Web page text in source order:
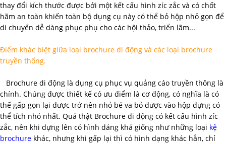
thay đổi kích thước được bởi một kết cấu hình zíc zắc và có chốt
hãm an toàn khiến toàn bộ dụng cụ này có thể bỏ hộp nhỏ gọn để
di chuyển dễ dàng phục phụ cho các hội thảo, triển lãm...
Điểm khác biệt giữa loại brochure di động và các loại brochure
truyền thống.
Brochure di động là dụng cụ phục vụ quảng cáo truyền thông là
chính. Chúng được thiết kế có ưu điểm là cơ động, có nghĩa là có
thế gấp gọn lại được trở nên nhỏ bé va bỏ được vào hộp đựng có
thể tích nhỏ nhất. Quả thật Brochure di động có kết cấu hình zíc
zắc, nên khi dựng lên có hình dáng khá giống như những loại kệ
brochure khác, nhưng khi gấp lại thì có hình dạng khác hẳn, chỉ